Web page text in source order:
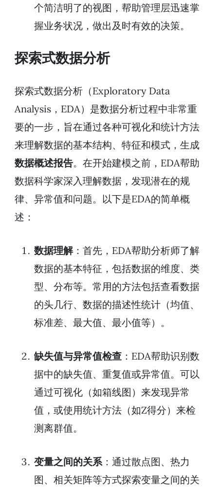
个简洁明了的视图，帮助管理层迅速掌
握业务状况，做出及时有效的决策。
探索式数据分析
探索式数据分析（Exploratory Data
Analysis，EDA）是数据分析过程中非常重
要的一步，旨在通过各种可视化和统计方法
来理解数据的基本结构、特征和模式，生成
数据概述报告。在开始建模之前，EDA帮助
数据科学家深入理解数据，发现潜在的规
律、异常值和问题。以下是EDA的简单概
述：
数据理解：首先，EDA帮助分析师了解
数据的基本特征，包括数据的维度、类
型、分布等。常用的方法包括查看数据
的头几行、数据的描述性统计（均值、
标准差、最大值、最小值等）。
缺失值与异常值检查 ：EDA帮助识别数
据中的缺失值、重复值或异常值。可以
通过可视化（如箱线图）来发现异常
值，或使用统计方法（如Z得分）来检
测离群值。
变量之间的关系 ：通过散点图、热力
图、相关矩阵等方式探索变量之间的关